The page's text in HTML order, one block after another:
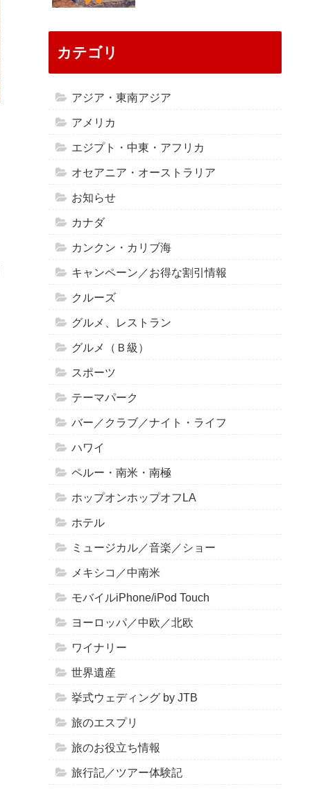
カテゴリ
アジア・東南アジア
アメリカ
エジプト・中東・アフリカ
オセアニア・オーストラリア
お知らせ
カナダ
カンクン・カリブ海
キャンペーン／お得な割引情報
クルーズ
グルメ、レストラン
グルメ（Ｂ級）
スポーツ
テーマパーク
バー／クラブ／ナイト・ライフ
ハワイ
ペルー・南米・南極
ホップオンホップオフLA
ホテル
ミュージカル／音楽／ショー
メキシコ／中南米
モバイルiPhone/iPod Touch
ヨーロッパ／中欧／北欧
ワイナリー
世界遺産
挙式ウェディング by JTB
旅のエスプリ
旅のお役立ち情報
旅行記／ツアー体験記